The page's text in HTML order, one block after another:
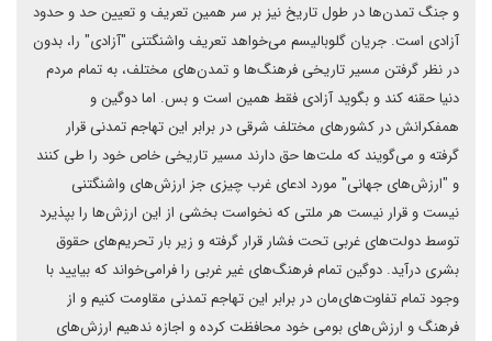
و جنگ تمدن‌ها در طول تاریخ نیز بر سر همین تعریف و تعیین حد و حدود
آزادی است. جریان گلوبالیسم می‌خواهد تعریف واشنگتنی "آزادی" را، بدون
در نظر گرفتن مسیر تاریخی فرهنگ‌ها و تمدن‌های مختلف، به تمام مردم
دنیا حقنه کند و بگوید آزادی فقط همین است و بس. اما دوگین و
همفکرانش در کشورهای مختلف شرقی در برابر این تهاجم تمدنی قرار
گرفته و می‌گویند که ملت‌ها حق دارند مسیر تاریخی خاص خود را طی کنند
و "ارزش‌های جهانی" مورد ادعای غرب چیزی جز ارزش‌های واشنگتنی
نیست و قرار نیست هر ملتی ‌که نخواست بخشی از این ارزش‌ها را بپذیرد
توسط دولت‌های غربی تحت فشار قرار گرفته و زیر بار تحریم‌های حقوق
بشری درآید. دوگین تمام فرهنگ‌های غیر غربی را فرا‌می‌خواند که بیایید با
وجود تمام تفاوت‌های‌مان در برابر این تهاجم تمدنی مقاومت کنیم و از
فرهنگ و ارزش‌های بومی خود محافظت کرده و اجازه ندهیم ارزش‌های